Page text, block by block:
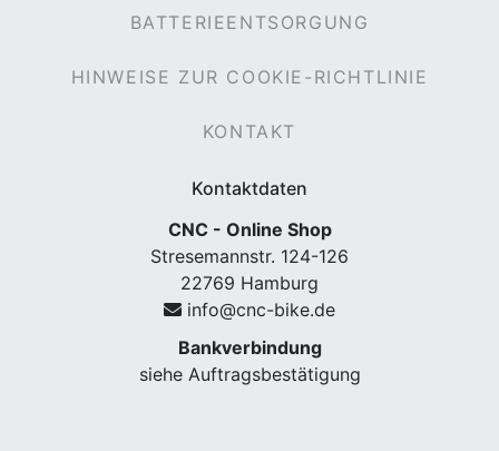
BATTERIEENTSORGUNG
HINWEISE ZUR COOKIE-RICHTLINIE
KONTAKT
Kontaktdaten
CNC - Online Shop
Stresemannstr. 124-126
22769 Hamburg
info@cnc-bike.de
Bankverbindung
siehe Auftragsbestätigung